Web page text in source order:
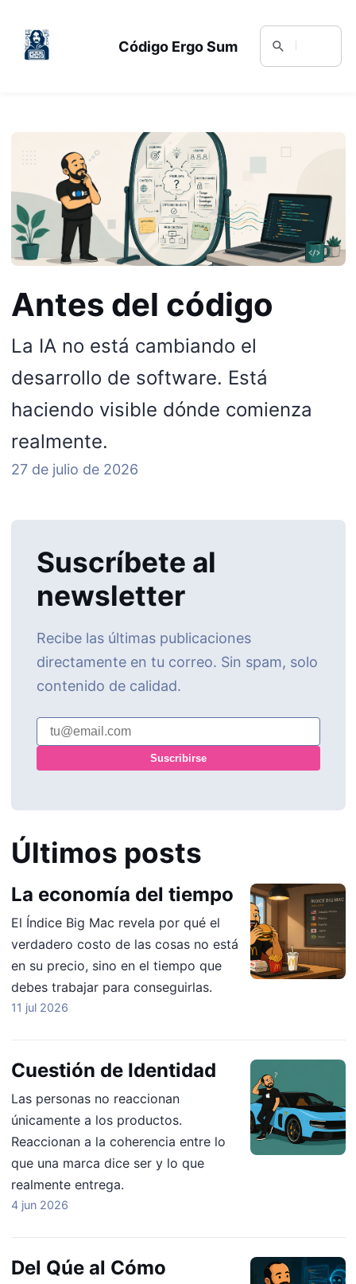
Código Ergo Sum
Antes del código
La IA no está cambiando el
desarrollo de software. Está
haciendo visible dónde comienza
realmente.
27 de julio de 2026
Suscríbete al
newsletter
Recibe las últimas publicaciones
directamente en tu correo. Sin spam, solo
contenido de calidad.
Suscribirse
Últimos posts
La economía del tiempo
El Índice Big Mac revela por qué el
verdadero costo de las cosas no está
en su precio, sino en el tiempo que
debes trabajar para conseguirlas.
11 jul 2026
Cuestión de Identidad
Las personas no reaccionan
únicamente a los productos.
Reaccionan a la coherencia entre lo
que una marca dice ser y lo que
realmente entrega.
4 jun 2026
Del Qúe al Cómo